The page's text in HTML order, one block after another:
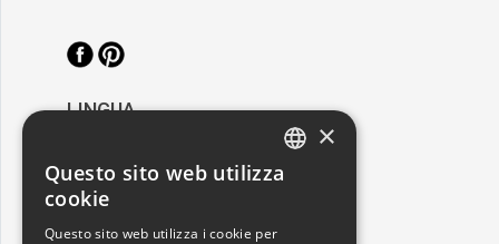
LINGUA
×
Questo sito web utilizza
cookie
Questo sito web utilizza i cookie per